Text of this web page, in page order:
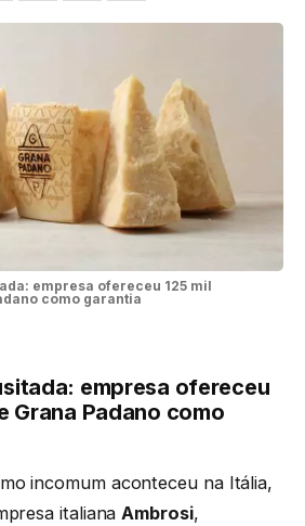
empresa ofereceu 125 mil
como garantia
empresa ofereceu
Grana Padano como
incomum aconteceu na Itália,
italianaAmbrosi,